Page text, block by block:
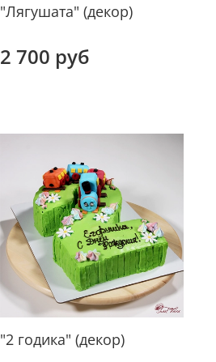
"Лягушата" (декор)
2 700 руб
"2 годика" (декор)